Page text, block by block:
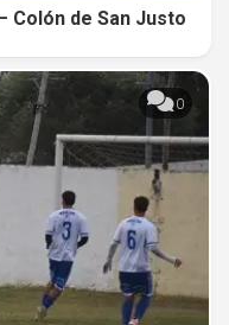
Colón de San Justo
0